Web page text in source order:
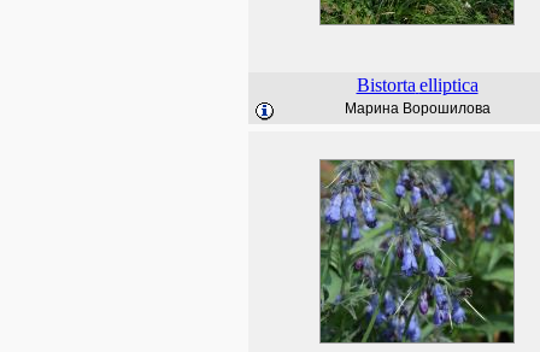
Bistorta elliptica
Марина Ворошилова